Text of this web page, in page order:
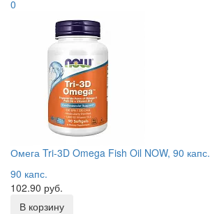
0
Омега Tri-3D Omega Fish Oil NOW, 90 капс.
90 капс.
102.90 руб.
В корзину